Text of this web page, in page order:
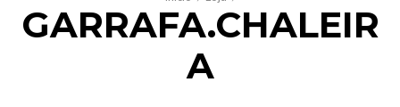
GARRAFA.CHALEIR
A